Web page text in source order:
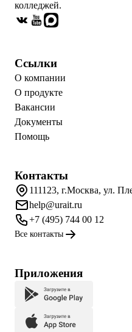
колледжей.
Ссылки
О компании
О продукте
Вакансии
Документы
Помощь
Контакты
111123, г.Москва, ул.
help@urait.ru
+7 (495) 744 00 12
Все контакты
Приложения